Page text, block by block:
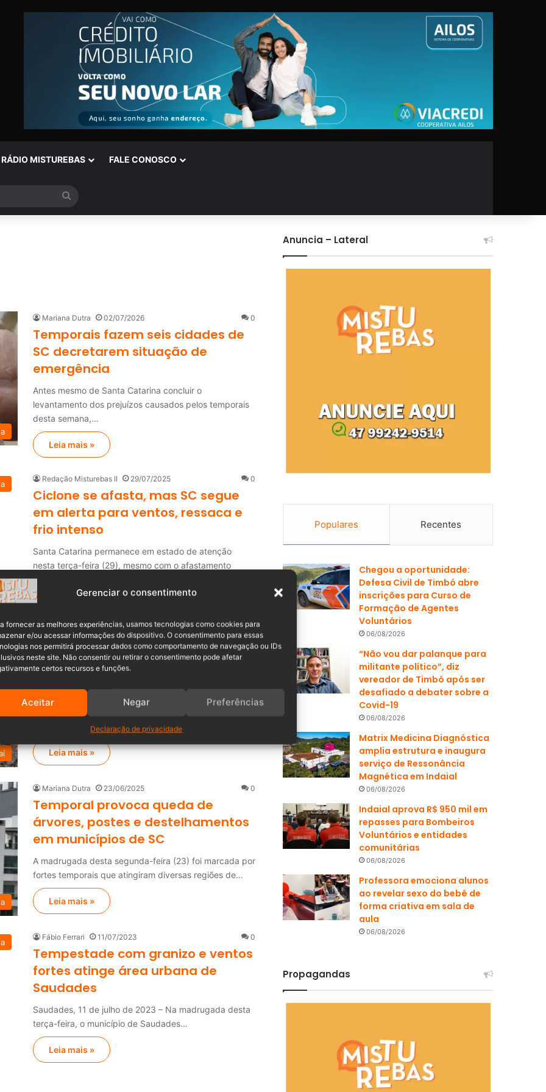
Gerenciar o consentimento
fornecer as melhores experiências, usamos tecnologias como cookies para
e/ou acessar informações do dispositivo. O consentimento para essas
nos permitirá processar dados como comportamento de navegação ou IDs
neste site. Não consentir ou retirar o consentimento pode afetar
certos recursos e funções.
Aceitar Negar Preferências
Declaração de privacidade
RÁDIO MISTUREBAS FALE CONOSCO
por
Mariana Dutra 02/07/2026 0
Temporais fazem seis cidades de
SC decretarem situação de
emergência
Antes mesmo de Santa Catarina concluir o
levantamento dos prejuízos causados pelos temporais
desta semana,…
Leia mais »
Redação Misturebas II 29/07/2025 0
Ciclone se afasta, mas SC segue
em alerta para ventos, ressaca e
frio intenso
Santa Catarina permanece em estado de atenção
nesta terça-feira (29), mesmo com o afastamento
gradual…
Mariana Dutra 28/07/2025 0
Com ventos de ciclone, Timbó
registra só uma ocorrência de
dano
Apesar dos ventos intensos provocados por um ciclone
extratropical que avança por Santa Catarina, Timbó…
Leia mais »
Mariana Dutra 23/06/2025 0
Temporal provoca queda de
árvores, postes e destelhamentos
em municípios de SC
A madrugada desta segunda-feira (23) foi marcada por
fortes temporais que atingiram diversas regiões de…
Leia mais »
Fábio Ferrari 11/07/2023 0
Tempestade com granizo e ventos
fortes atinge área urbana de
Saudades
Saudades, 11 de julho de 2023 – Na madrugada desta
terça-feira, o município de Saudades…
Leia mais »
Anuncia – Lateral
Populares Recentes
Chegou a oportunidade:
Defesa Civil de Timbó abre
inscrições para Curso de
Formação de Agentes
Voluntários
06/08/2026
“Não vou dar palanque para
militante político”, diz
vereador de Timbó após ser
desafiado a debater sobre a
Covid-19
06/08/2026
Matrix Medicina Diagnóstica
amplia estrutura e inaugura
serviço de Ressonância
Magnética em Indaial
06/08/2026
Indaial aprova R$ 950 mil em
repasses para Bombeiros
Voluntários e entidades
comunitárias
06/08/2026
Professora emociona alunos
ao revelar sexo do bebê de
forma criativa em sala de
aula
06/08/2026
Propagandas